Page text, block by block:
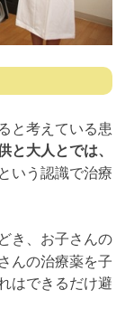
と考えている患
と大人とでは、
いう認識で治療
き、お子さんの
んの治療薬を子
はできるだけ避